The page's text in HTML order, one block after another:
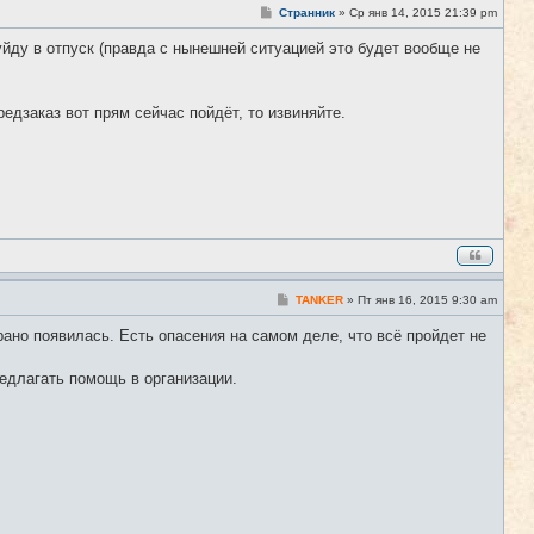
#36
С
о
б
и
Странник » Ср янв 14, 2015 21:39 pm
в отпуск (правда с нынешней ситуацией это будет вообще не
вот прям сейчас пойдёт, то извиняйте.
#37
С
о
б
TANKER » Пт янв 16, 2015 9:30 am
появилась. Есть опасения на самом деле, что всё пройдет не
помощь в организации.